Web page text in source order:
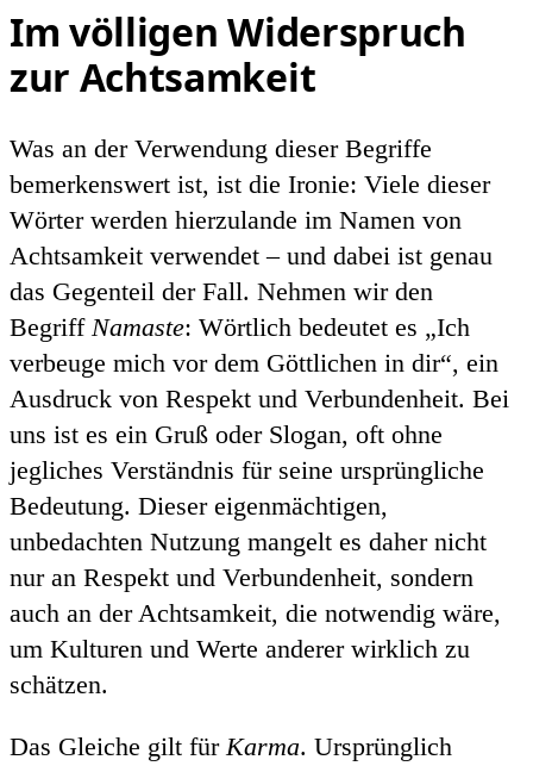
Im völligen Widerspruch
zur Achtsamkeit
Was an der Verwendung dieser Begriffe
bemerkenswert ist, ist die Ironie: Viele dieser
Wörter werden hierzulande im Namen von
Achtsamkeit verwendet – und dabei ist genau
das Gegenteil der Fall. Nehmen wir den
Begriff Namaste: Wörtlich bedeutet es „Ich
verbeuge mich vor dem Göttlichen in dir“, ein
Ausdruck von Respekt und Verbundenheit. Bei
uns ist es ein Gruß oder Slogan, oft ohne
jegliches Verständnis für seine ursprüngliche
Bedeutung. Dieser eigenmächtigen,
unbedachten Nutzung mangelt es daher nicht
nur an Respekt und Verbundenheit, sondern
auch an der Achtsamkeit, die notwendig wäre,
um Kulturen und Werte anderer wirklich zu
schätzen.
Das Gleiche gilt fürKarma. Ursprünglich